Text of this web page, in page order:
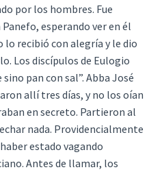
por los hombres. Fue
esperando ver en él
lo recibió con alegría y le dio
Los discípulos de Eulogio
pan con sal”. Abba José
allí tres días, y no los oían
en secreto. Partieron al
nada. Providencialmente
estado vagando
Antes de llamar, los